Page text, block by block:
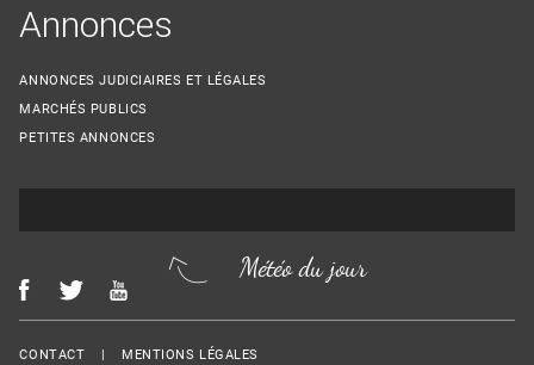
Annonces
ANNONCES JUDICIAIRES ET LÉGALES
MARCHÉS PUBLICS
PETITES ANNONCES
Météo du jour
Menu Footer
CONTACT MENTIONS LÉGALES